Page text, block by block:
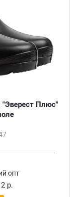
"Эверест Плюс"
опт
р.